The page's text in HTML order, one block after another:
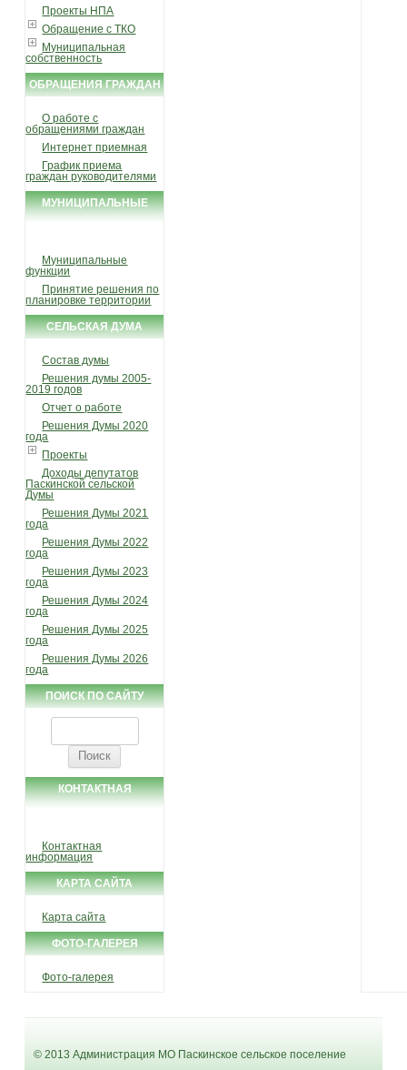
Проекты НПА
Обращение с ТКО
Муниципальная
собственность
ОБРАЩЕНИЯ ГРАЖДАН
О работе с
обращениями граждан
Интернет приемная
График приема
граждан руководителями
МУНИЦИПАЛЬНЫЕ
Муниципальные
функции
Принятие решения по
планировке территории
СЕЛЬСКАЯ ДУМА
Состав думы
Решения думы 2005-
2019 годов
Отчет о работе
Решения Думы 2020
года
Проекты
Доходы депутатов
Паскинской сельской
Думы
Решения Думы 2021
года
Решения Думы 2022
года
Решения Думы 2023
года
Решения Думы 2024
года
Решения Думы 2025
года
Решения Думы 2026
года
ПОИСК ПО САЙТУ
КОНТАКТНАЯ
Контактная
информация
КАРТА САЙТА
Карта сайта
ФОТО-ГАЛЕРЕЯ
Фото-галерея
© 2013 Администрация МО Паскинское сельское поселение